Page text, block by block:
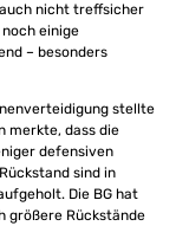
nicht treffsicher
einige
– besonders
stellte
merkte, dass die
defensiven
sind in
Die BG hat
größere Rückstände